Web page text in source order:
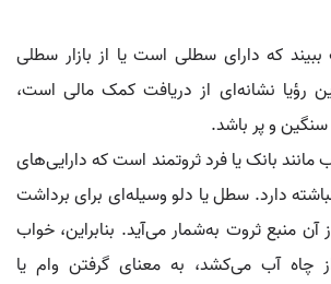
که دارای سطلی است یا از بازار سطلی
رؤیا نشانه‌ای از دریافت کمک مالی است،
و پر باشد.
مانند بانک یا فرد ثروتمند است که دارایی‌های
دارد. سطل یا دلو وسیله‌ای برای برداشت
آن منبع ثروت به‌شمار می‌آید. بنابراین، خواب
چاه آب می‌کشد، به معنای گرفتن وام یا